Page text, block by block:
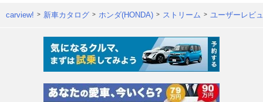
carview! 新車カタログ ホンダ(HONDA) ストリーム ユーザーレビ